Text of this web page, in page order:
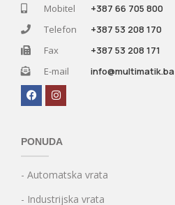
Mobitel
+387 66 705 800
Telefon
+387 53 208 170
Fax
+387 53 208 171
E-mail
info@multimatik.ba
PONUDA
- Automatska vrata
- Industrijska vrata